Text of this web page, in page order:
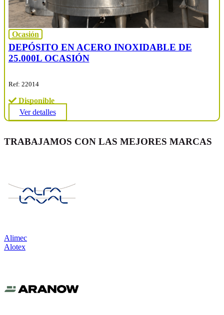
Ocasión
DEPÓSITO EN ACERO INOXIDABLE DE
25.000L OCASIÓN
Ref: 22014
Disponible
Ver detalles
TRABAJAMOS CON LAS MEJORES MARCAS
Alimec
Alotex